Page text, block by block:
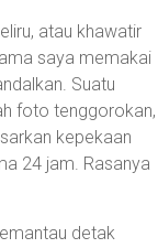
atau khawatir
saya memakai
Suatu
foto tenggorokan,
kepekaan
24 jam. Rasanya
detak